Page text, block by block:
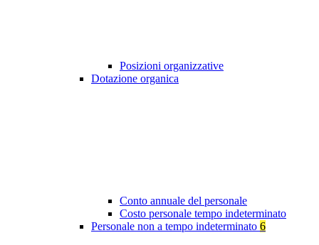
Posizioni organizzative
Dotazione organica
Conto annuale del personale
Costo personale tempo indeterminato
Personale non a tempo indeterminato 6